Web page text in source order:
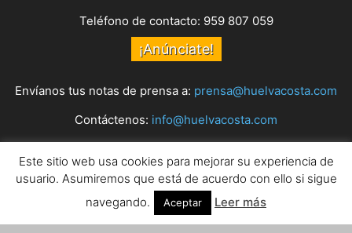
Teléfono de contacto: 959 807 059
¡Anúnciate!
Envíanos tus notas de prensa a: prensa@huelvacosta.com
Contáctenos: info@huelvacosta.com
SÍGUENOS
Este sitio web usa cookies para mejorar su experiencia de
usuario. Asumiremos que está de acuerdo con ello si sigue
navegando.
Aceptar Leer más